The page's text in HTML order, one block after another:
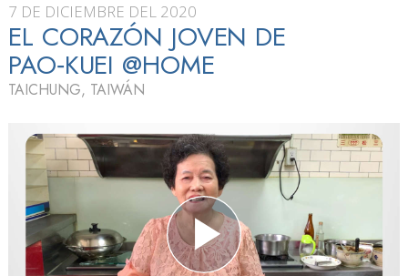
7 DE DICIEMBRE DEL 2020
EL CORAZÓN JOVEN DE
PAO‑KUEI @HOME
TAICHUNG, TAIWÁN